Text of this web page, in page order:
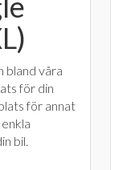
bland våra
för din
för annat
bil.